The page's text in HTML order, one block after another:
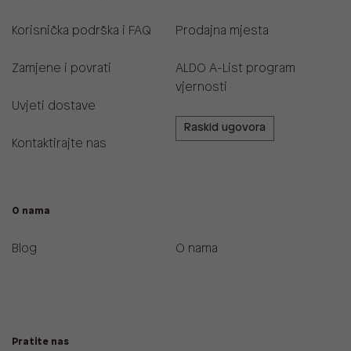
Korisnička podrška i FAQ
Zamjene i povrati
Uvjeti dostave
Kontaktirajte nas
Prodajna mjesta
ALDO A-List program
vjernosti
Raskid ugovora
O nama
Blog O nama
Pratite nas